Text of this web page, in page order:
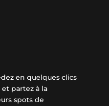
en quelques clics
partez à la
spots de